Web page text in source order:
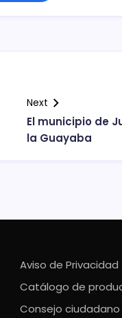
Next
El municipio de
la Guayaba
Aviso de Privacidad
Catálogo de
Consejo ciudadano